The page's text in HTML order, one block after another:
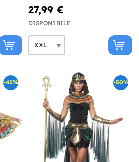
27,99 €
DISPONIBILE
-45% -50%